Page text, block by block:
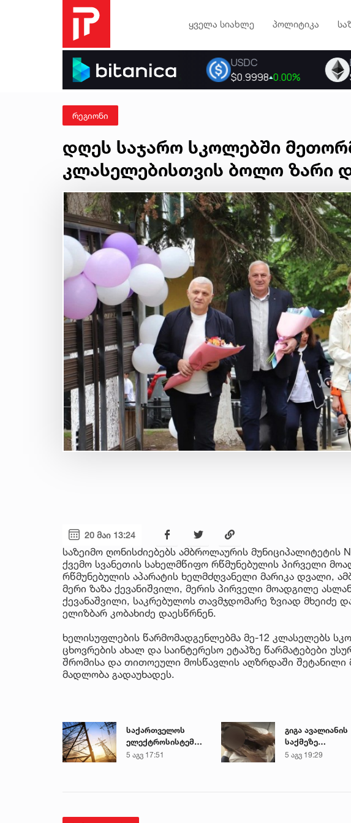
ყველა სიახლე პოლიტიკა
რეგიონი
დღეს საჯარო სკოლებში
კლასელებისთვის ბოლო ზარი
20 მაი 13:24
საზეიმო ღონისძიებებს ამბროლაურის მუნიციპალიტეტის
ქვემო სვანეთის სახელმწიფო რწმუნებულის პირველი
რწმუნებულის აპარატის ხელმძღვანელი მარიკა დვალი,
მერი ზაზა ქევანიშვილი, მერის პირველი მოადგილე
ქევანაშვილი, საკრებულოს თავმჯდომარე ზვიად მხეიძე
ელიზბარ კობახიძე დაესწრნენ.
ხელისუფლების წარმომადგენლებმა მე-12 კლასელებს
ცხოვრების ახალ და საინტერესო ეტაპზე წარმატებები
შრომისა და თითოეული მოსწავლის აღზრდაში შეტანილი
მადლობა გადაუხადეს.
საქართველოს
ელექტროსისტემა
სპეციალურ
5 აგვ 17:51
გიგა ავალიანის
საქმეზე
დაკავებული ნია
5 აგვ 19:29